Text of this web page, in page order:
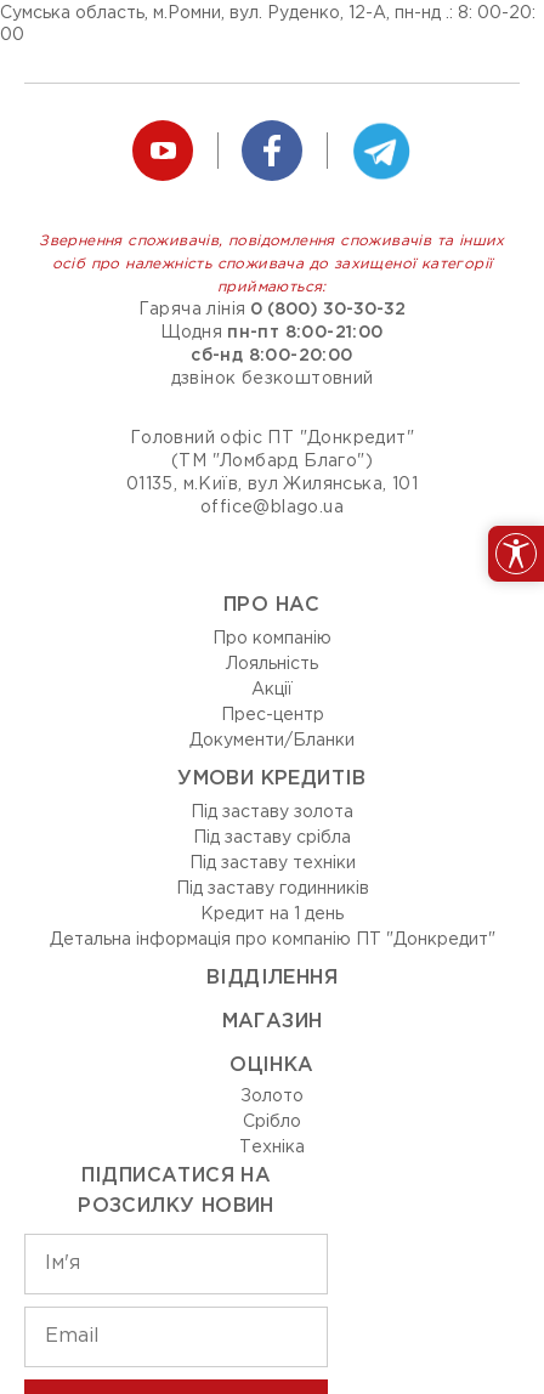
Сумська область, м.Ромни, вул. Руденко, 12-А, пн-нд .: 8: 00-20:
00
Звернення споживачів, повідомлення споживачів та інших
осіб про належність споживача до захищеної категорії
приймаються:
Гаряча лінія 0 (800) 30-30-32
Щодня пн-пт 8:00-21:00
сб-нд 8:00-20:00
дзвінок безкоштовний
Головний офіс ПТ "Донкредит"
(ТМ "Ломбард Благо")
01135, м.Київ, вул Жилянська, 101
office@blago.ua
ПРО НАС
Про компанію
Лояльність
Акції
Прес-центр
Документи/Бланки
УМОВИ КРЕДИТІВ
Під заставу золота
Під заставу срібла
Під заставу техніки
Під заставу годинників
Кредит на 1 день
Детальна інформація про компанію ПТ "Донкредит"
ВIДДIЛЕННЯ
МАГАЗИН
ОЦIНКА
Золото
Срiбло
Технiка
ПІДПИСАТИСЯ НА
РОЗСИЛКУ НОВИН